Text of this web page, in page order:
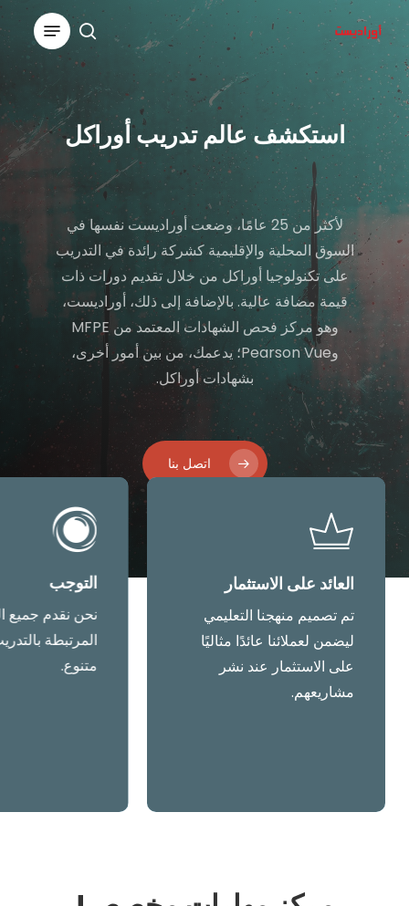
Skip
to
main
content
search
Menu
استكشف عالم تدريب أوراكل
لأكثر من 25 عامًا، وضعت أوراديست نفسها في
السوق المحلية والإقليمية كشركة رائدة في التدريب
على تكنولوجيا أوراكل من خلال تقديم دورات ذات
قيمة مضافة عالية. بالإضافة إلى ذلك، أوراديست،
وهو مركز فحص الشهادات المعتمد من MFPE
وPearson Vue؛ يدعمك، من بين أمور أخرى،
بشهادات أوراكل.
اتصل بنا
العائد على الاستثمار
تم تصميم منهجنا التعليمي
ليضمن لعملائنا عائدًا مثاليًا
على الاستثمار عند نشر
مشاريعهم.
التوجب
نحن نقدم جميع
المرتبطة
متنوع.
Close
Menu